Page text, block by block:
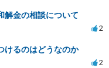
解金の相談について
2
けるのはどうなのか
2